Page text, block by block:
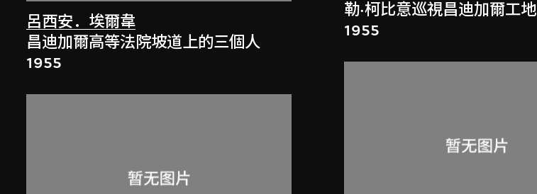
呂西安．埃爾韋
昌迪加爾高等法院坡道上的三個人
1955
勒·柯比意巡視昌迪加爾工地
1955